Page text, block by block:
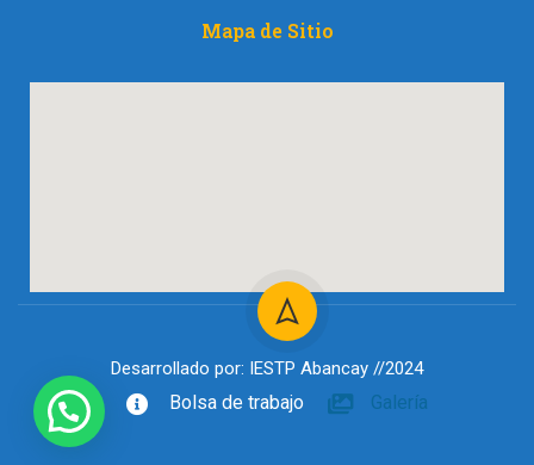
Mapa de Sitio​
Desarrollado por: IESTP Abancay //2024
Bolsa de trabajo Galería